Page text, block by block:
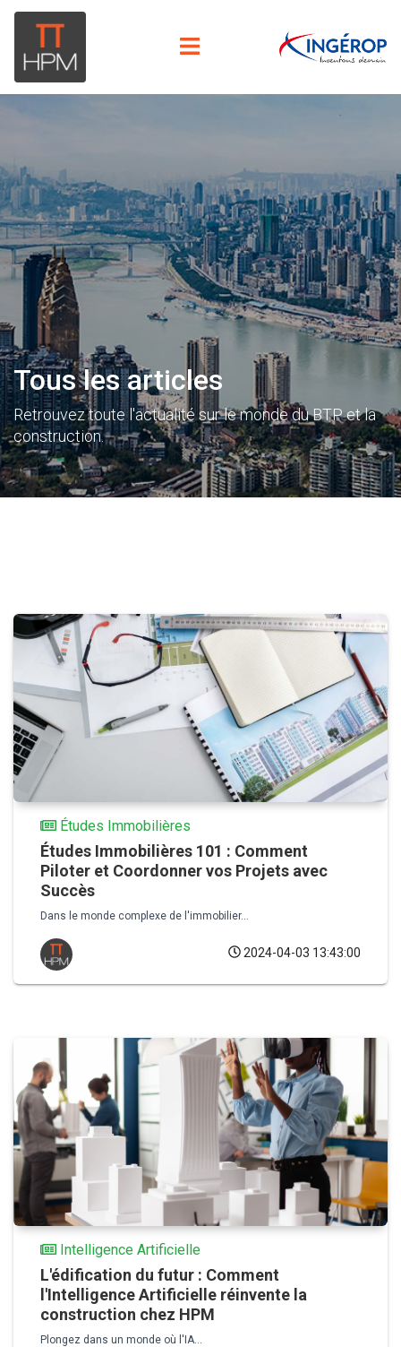
Tous les articles
Retrouvez toute l'actualité sur le monde du BTP et la
construction.
Études Immobilières
Études Immobilières 101 : Comment
Piloter et Coordonner vos Projets avec
Succès
Dans le monde complexe de l'immobilier...
2024-04-03 13:43:00
Intelligence Artificielle
L'édification du futur : Comment
l'Intelligence Artificielle réinvente la
construction chez HPM
Plongez dans un monde où l'IA...